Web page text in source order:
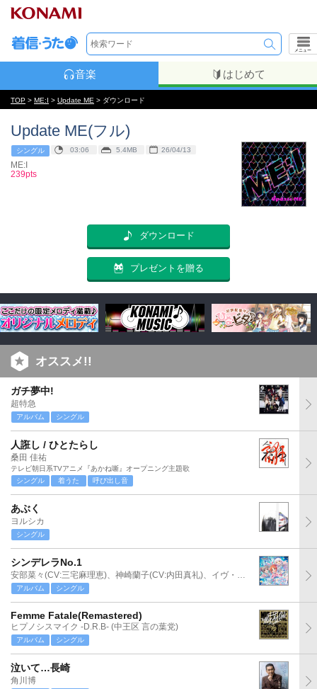
メニュー
音楽 はじめて
TOP > ME:I > Update ME > ダウンロード
Update ME(フル)
シングル 03:06 5.4MB 26/04/13
ME:I
239pts
ダウンロード
プレゼントを贈る
オススメ!!
ガチ夢中!
超特急
アルバム シングル
人誑し / ひとたらし
桑田 佳祐
テレビ朝日系TVアニメ『あかね噺』オープニング主題歌
シングル
着うた 呼び出し音
あぶく
ヨルシカ
シングル
シンデレラNo.1
安部菜々(CV:三宅麻理恵)、神崎蘭子(CV:内田真礼)、イヴ・サンタクロース(CV:松永あかね)
アルバム シングル
Femme Fatale(Remastered)
ヒプノシスマイク -D.R.B- (中王区 言の葉党)
アルバム シングル
泣いて…長崎
角川博